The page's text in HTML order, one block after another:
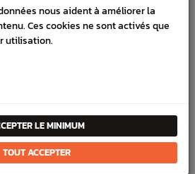
constructeur
LA MÊME
nous aident à améliorer la
Ces cookies ne sont activés que
utilisation.
LE MINIMUM
TOUT ACCEPTER